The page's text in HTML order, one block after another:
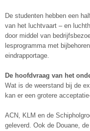
De studenten hebben een
van het luchtvaart – en
door middel van
lesprogramma met
eindrapportage.
De hoofdvraag van het
Wat is de weerstand bij de
kan er een grotere
ACN, KLM en de
geleverd. Ook de Douane,